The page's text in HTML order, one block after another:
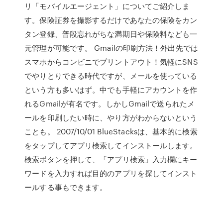
リ「モバイルエージェント」についてご紹介しま
す。保険証券を撮影するだけであなたの保険をカン
タン登録、普段忘れがちな満期日や保険料なども一
元管理が可能です。 Gmailの印刷方法！外出先では
スマホからコンビニでプリントアウト！気軽にSNS
でやりとりできる時代ですが、メールを使っている
という方も多いはず。中でも手軽にアカウントを作
れるGmailが有名です。しかしGmailで送られたメ
ールを印刷したい時に、やり方がわからないという
ことも。 2007/10/01 BlueStacksは、基本的に検索
をタップしてアプリ検索してインストールします。
検索ボタンを押して、「アプリ検索」入力欄にキー
ワードを入力すれば目的のアプリを探してインスト
ールする事もできます。